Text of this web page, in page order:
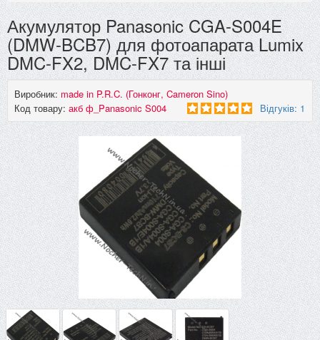
Акумулятор Panasonic CGA-S004E
(DMW-BCB7) для фотоапарата Lumix
DMC-FX2, DMC-FX7 та інші
Виробник: made in P.R.C. (Гонконг, Cameron Sino)
Код товару: акб ф_Panasonic S004 Відгуків: 1